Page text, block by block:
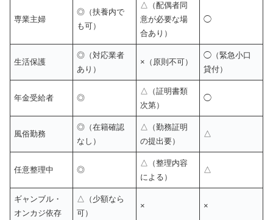
専業主婦
◎（扶養内で
も可）
△（配偶者同
意が必要な場
合あり）
◯
生活保護
◎（対応業者
あり）
×（原則不可）
◯（緊急小口
貸付）
年金受給者 ◎
△（証明書類
次第）
◯
風俗勤務
◎（在籍確認
なし）
△（勤務証明
の提出要）
△
任意整理中 ◎
△（整理内容
による）
△
ギャンブル・
オンカジ依存
△（少額なら
可）
× ×